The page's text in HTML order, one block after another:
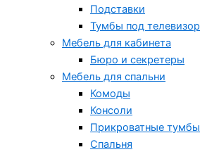
Подставки
Тумбы под телевизор
Мебель для кабинета
Бюро и секретеры
Мебель для спальни
Комоды
Консоли
Прикроватные тумбы
Спальня